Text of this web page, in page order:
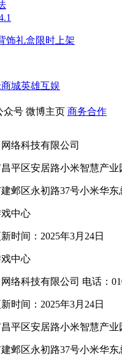
饰礼盒限时上架
城英雄互娱
众号 微博主页 商务合作
络科技有限公司
平区安居路小米智慧产业
邺区永初路37号小米华东
中心
时间：2025年3月24日
中心
络科技有限公司 电话：
时间：2025年3月24日
平区安居路小米智慧产业
邺区永初路37号小米华东